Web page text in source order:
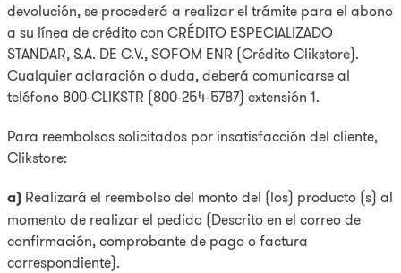
devolución, se procederá a realizar el trámite para el abono
a su línea de crédito con CRÉDITO ESPECIALIZADO
STANDAR, S.A. DE C.V., SOFOM ENR (Crédito Clikstore).
Cualquier aclaración o duda, deberá comunicarse al
teléfono 800-CLIKSTR (800-254-5787) extensión 1.
Para reembolsos solicitados por insatisfacción del cliente,
Clikstore:
a) Realizará el reembolso del monto del (los) producto (s) al
momento de realizar el pedido (Descrito en el correo de
confirmación, comprobante de pago o factura
correspondiente).